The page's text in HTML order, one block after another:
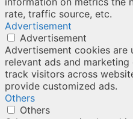
rate, traffic source, etc.
Advertisement
Advertisement
Advertisement cookies
relevant ads and
track visitors across
provide customized ads.
Others
Others